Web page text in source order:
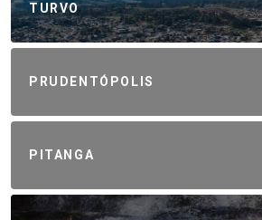
TURVO
PRUDENTÓPOLIS
PITANGA